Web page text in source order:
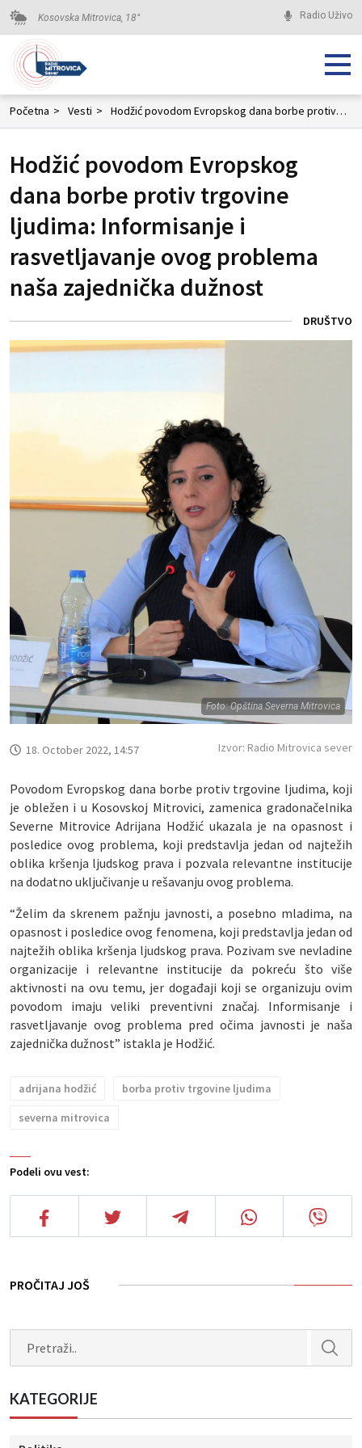
Kosovska Mitrovica, 18° Radio Uživo
Početna > Vesti > Hodžić povodom Evropskog dana borbe protiv trgovine ljudima: Informisanje i rasvetljavanje ovog problema naša zajednička dužnost
Hodžić povodom Evropskog
dana borbe protiv trgovine
ljudima: Informisanje i
rasvetljavanje ovog problema
naša zajednička dužnost
DRUŠTVO
Foto: Opština Severna Mitrovica
Podeli ovu vest:
18. October 2022, 14:57 Izvor: Radio Mitrovica sever
Povodom Evropskog dana borbe protiv trgovine ljudima, koji
je obležen i u Kosovskoj Mitrovici, zamenica gradonačelnika
Severne Mitrovice Adrijana Hodžić ukazala je na opasnost i
posledice ovog problema, koji predstavlja jedan od najtežih
oblika kršenja ljudskog prava i pozvala relevantne institucije
na dodatno uključivanje u rešavanju ovog problema.
“Želim da skrenem pažnju javnosti, a posebno mladima, na
opasnost i posledice ovog fenomena, koji predstavlja jedan od
najtežih oblika kršenja ljudskog prava. Pozivam sve nevladine
organizacije i relevantne institucije da pokreću što više
aktivnosti na ovu temu, jer događaji koji se organizuju ovim
povodom imaju veliki preventivni značaj. Informisanje i
rasvetljavanje ovog problema pred očima javnosti je naša
zajednička dužnost” istakla je Hodžić.
adrijana hodžić
borba protiv trgovine ljudima
severna mitrovica
PROČITAJ JOŠ
KATEGORIJE